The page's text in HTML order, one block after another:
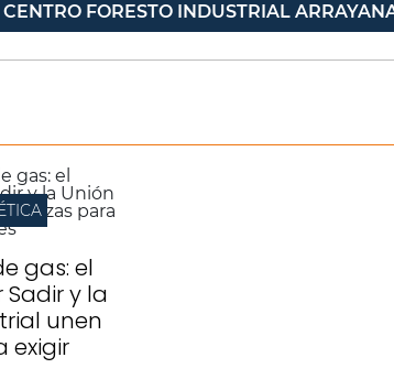
CENTRO FORESTO INDUSTRIAL
gas: el
y la
unen
exigir